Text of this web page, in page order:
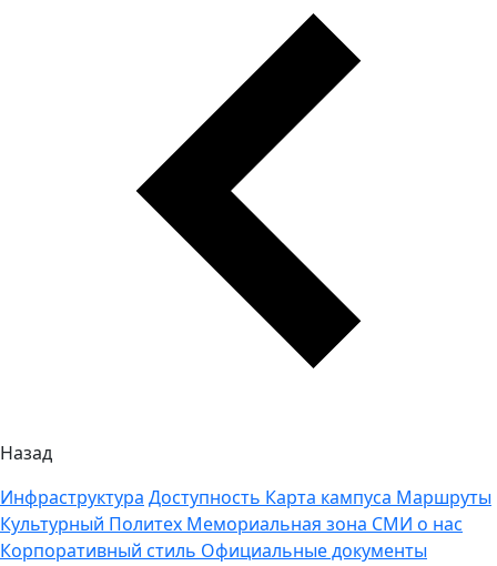
Назад
Инфраструктура Доступность Карта кампуса Маршруты
Культурный Политех Мемориальная зона СМИ о нас
Корпоративный стиль Официальные документы